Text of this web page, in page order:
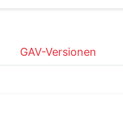
GAV-Versionen